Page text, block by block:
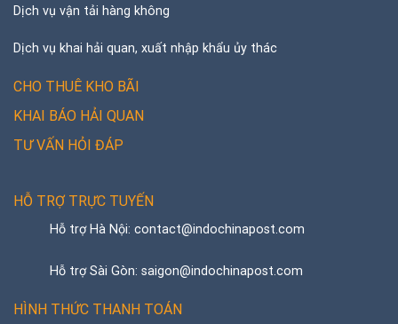
Dịch vụ vận tải hàng không
Dịch vụ khai hải quan, xuất nhập khẩu ủy thác
CHO THUÊ KHO BÃI
KHAI BÁO HẢI QUAN
TƯ VẤN HỎI ĐÁP
HỖ TRỢ TRỰC TUYẾN
Hỗ trợ Hà Nội: contact@indochinapost.com
Hỗ trợ Sài Gòn: saigon@indochinapost.com
HÌNH THỨC THANH TOÁN